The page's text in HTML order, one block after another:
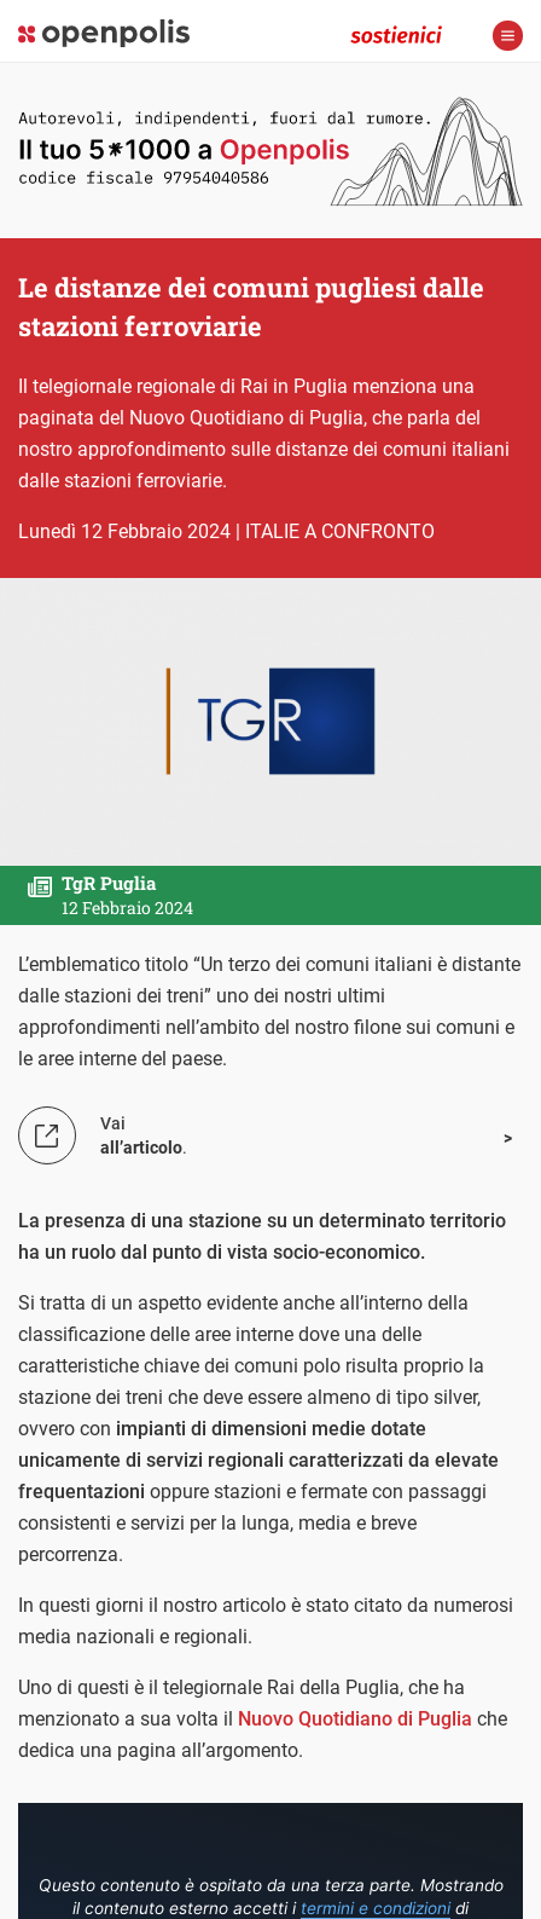
Le distanze dei comuni pugliesi dalle
stazioni ferroviarie
Il telegiornale regionale di Rai in Puglia menziona una
paginata del Nuovo Quotidiano di Puglia, che parla del
nostro approfondimento sulle distanze dei comuni italiani
dalle stazioni ferroviarie.
lunedì 12 Febbraio 2024 | ITALIE A CONFRONTO
TgR Puglia
12 Febbraio 2024
L’emblematico titolo “Un terzo dei comuni italiani è distante
dalle stazioni dei treni” uno dei nostri ultimi
approfondimenti nell’ambito del nostro filone sui comuni e
le aree interne del paese.
Vai
all’articolo.
La presenza di una stazione su un determinato territorio
ha un ruolo dal punto di vista socio-economico.
Si tratta di un aspetto evidente anche all’interno della
classificazione delle aree interne dove una delle
caratteristiche chiave dei comuni polo risulta proprio la
stazione dei treni che deve essere almeno di tipo silver,
ovvero con impianti di dimensioni medie dotate
unicamente di servizi regionali caratterizzati da elevate
frequentazioni oppure stazioni e fermate con passaggi
consistenti e servizi per la lunga, media e breve
percorrenza.
In questi giorni il nostro articolo è stato citato da numerosi
media nazionali e regionali.
Uno di questi è il telegiornale Rai della Puglia, che ha
menzionato a sua volta il Nuovo Quotidiano di Puglia che
dedica una pagina all’argomento.
Questo contenuto è ospitato da una terza parte. Mostrando
il contenuto esterno accetti i termini e condizionidi